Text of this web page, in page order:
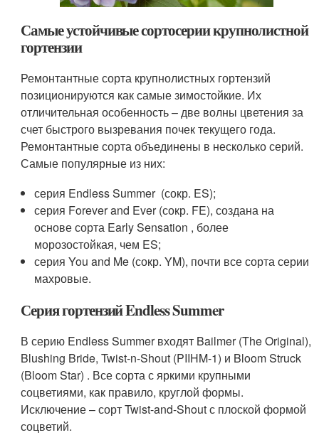
Самые устойчивые сортосерии крупнолистной
гортензии
Ремонтантные сорта крупнолистных гортензий
позиционируются как самые зимостойкие. Их
отличительная особенность – две волны цветения за
счет быстрого вызревания почек текущего года.
Ремонтантные сор­та объединены в несколько серий.
Самые популярные из них:
серия Endless Summer ­ (сокр. ES);
серия Forever and Ever (сокр. FE), создана на
основе сорта Early Sensation , более
морозостойкая, чем ES;
серия You and Me (сокр.­­­ YM), почти все сорта серии
махровые.
Серия гортензий Endless Summer
В серию Endless Summer входят Bailmer (The Original),
Blushing Bride, Twist-n-Shout (PIIHM-1) и Bloom Struck
(Bloom Star) . Все сорта с яркими крупными
соцветиями, как правило, круглой формы.
Исключение – сорт Twist-and-Shout с плоской формой
соцветий.